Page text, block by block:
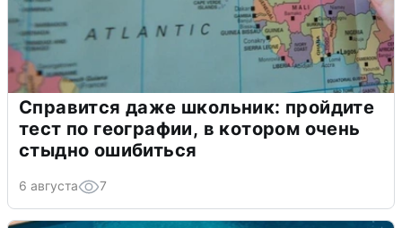
Справится даже школьник: пройдите
тест по географии, в котором очень
стыдно ошибиться
6 августа 7